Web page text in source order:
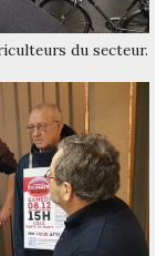
du secteur.